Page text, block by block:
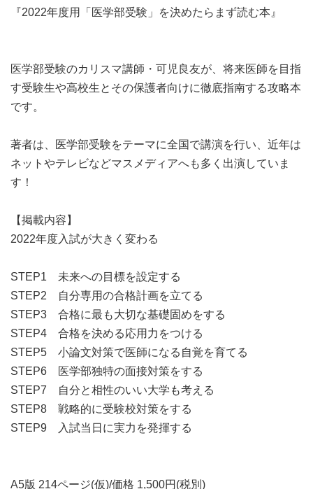
『2022年度用「医学部受験」を決めたらまず読む本』
医学部受験のカリスマ講師・可児良友が、将来医師を目指
す受験生や高校生とその保護者向けに徹底指南する攻略本
です。
著者は、医学部受験をテーマに全国で講演を行い、近年は
ネットやテレビなどマスメディアへも多く出演していま
す！
【掲載内容】
2022年度入試が大きく変わる
STEP1 未来への目標を設定する
STEP2 自分専用の合格計画を立てる
STEP3 合格に最も大切な基礎固めをする
STEP4 合格を決める応用力をつける
STEP5 小論文対策で医師になる自覚を育てる
STEP6 医学部独特の面接対策をする
STEP7 自分と相性のいい大学も考える
STEP8 戦略的に受験校対策をする
STEP9 入試当日に実力を発揮する
A5版 214ページ(仮)/価格 1,500円(税別)